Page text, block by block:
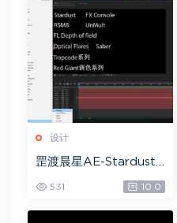
设计
罡渡晨星AE-Stardust
星尘粒子教程教学,共22
8节全套AE综合基础，
网盘下载(172.73G)
531 10.0